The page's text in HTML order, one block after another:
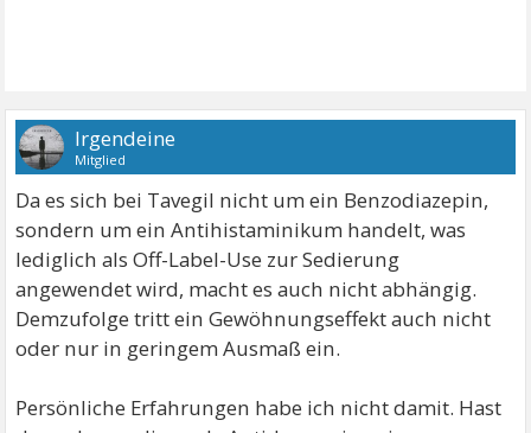
Irgendeine
Mitglied
Da es sich bei Tavegil nicht um ein Benzodiazepin,
sondern um ein Antihistaminikum handelt, was
lediglich als Off-Label-Use zur Sedierung
angewendet wird, macht es auch nicht abhängig.
Demzufolge tritt ein Gewöhnungseffekt auch nicht
oder nur in geringem Ausmaß ein.
Persönliche Erfahrungen habe ich nicht damit. Hast